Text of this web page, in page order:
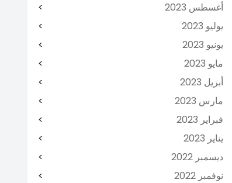
أغسطس 2023
يوليو 2023
يونيو 2023
مايو 2023
أبريل 2023
مارس 2023
فبراير 2023
يناير 2023
ديسمبر 2022
نوفمبر 2022